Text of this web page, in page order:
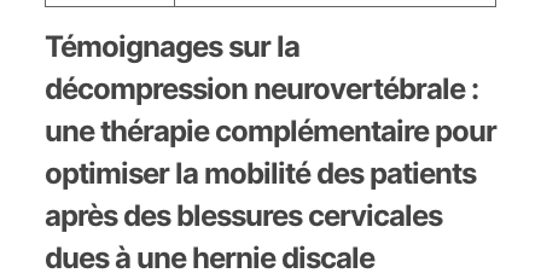
Témoignages sur la
décompression neurovertébrale :
une thérapie complémentaire pour
optimiser la mobilité des patients
après des blessures cervicales
dues à une hernie discale